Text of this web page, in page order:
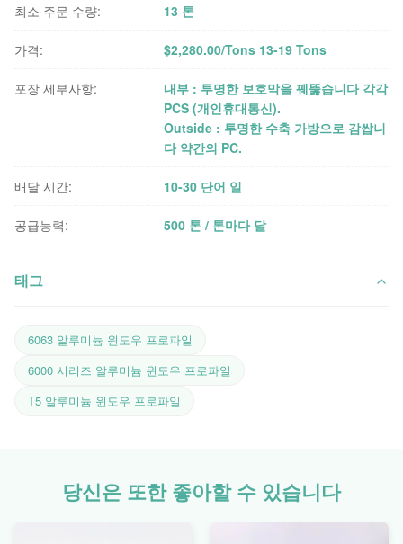
최소 주문 수량: 13 톤
가격: $2,280.00/Tons 13-19 Tons
포장 세부사항:
내부 : 투명한 보호막을 꿰뚫습니다 각각
PCS (개인휴대통신).
Outside : 투명한 수축 가방으로 감쌉니
다 약간의 PC.
배달 시간: 10-30 단어 일
공급능력: 500 톤 / 톤마다 달
태그
6063 알루미늄 윈도우 프로파일
6000 시리즈 알루미늄 윈도우 프로파일
T5 알루미늄 윈도우 프로파일
당신은 또한 좋아할 수 있습니다